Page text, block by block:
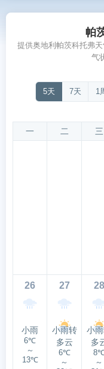
帕
提供奥地利帕茨科托弗
气
5天 7天 1
一 二 三
26
小雨
6℃
～
13℃
27
小雨转
多云
6℃
～
28
小
多
～